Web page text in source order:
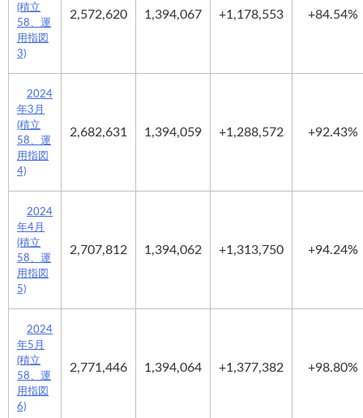
(積立
58、運
用指図
3)
2,572,620 1,394,067 +1,178,553 +84.54%
2024
年3月
(積立
58、運
用指図
4)
2,682,631 1,394,059 +1,288,572 +92.43%
2024
年4月
(積立
58、運
用指図
5)
2,707,812 1,394,062 +1,313,750 +94.24%
2024
年5月
(積立
58、運
用指図
6)
2,771,446 1,394,064 +1,377,382 +98.80%